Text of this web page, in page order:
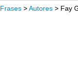
Frases >Autores > Fay